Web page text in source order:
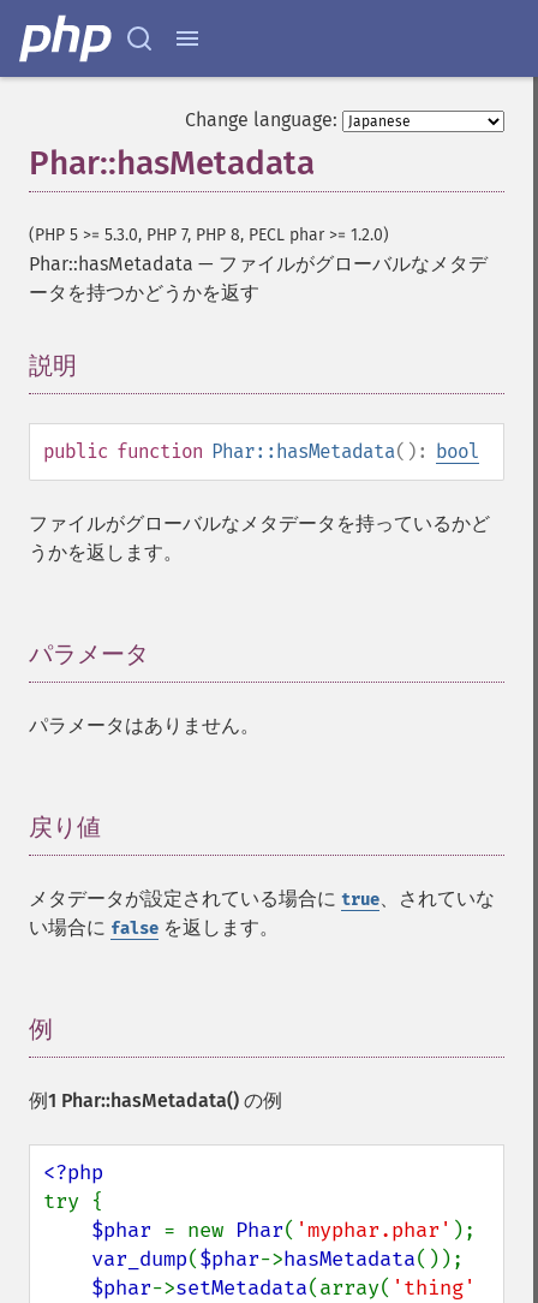
Change language:
Phar::hasMetadata
(PHP 5 >= 5.3.0, PHP 7, PHP 8, PECL phar >= 1.2.0)
Phar::hasMetadata — ファイルがグローバルなメタデ
ータを持つかどうかを返す
説明
public function Phar::hasMetadata(): bool
ファイルがグローバルなメタデータを持っているかど
うかを返します。
パラメータ
パラメータはありません。
戻り値
メタデータが設定されている場合に true、されていな
い場合に false を返します。
例
例1 Phar::hasMetadata() の例
try {
$phar = new Phar( 'myphar.phar' );
var_dump($phar->hasMetadata());
$phar->setMetadata(array(